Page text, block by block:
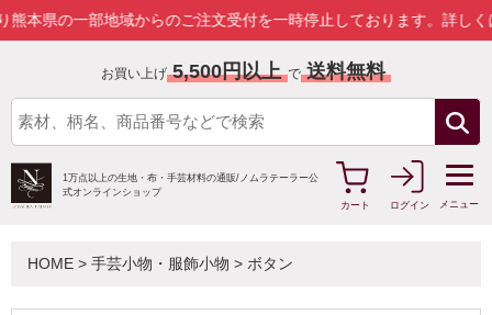
からのご注文受付を一時停止しております。詳しくはこちら
お買い上げ 5,500円以上 で 送料無料
1万点以上の生地・布・手芸材料の通販/ ノムラテーラー公
式オンラインショップ
カート
ログイン メニュー
HOME > 手芸小物・服飾小物 > ボタン